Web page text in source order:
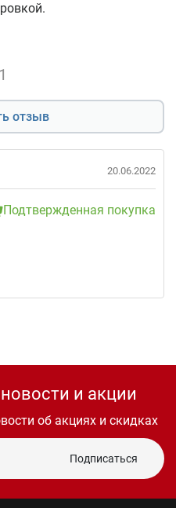
1
отзыв
20.06.2022
Подтвержденная покупка
и акции
об акциях и скидках
Подписаться